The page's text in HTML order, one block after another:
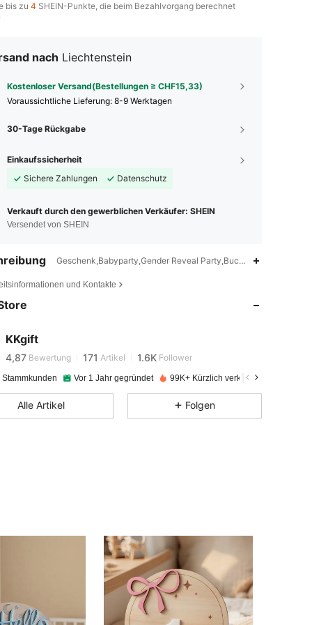
bis zu 4 SHEIN-Punkte, die beim Bezahlvorgang berechnet
nach Liechtenstein
Kostenloser Versand(Bestellungen ≥ CHF15,33)
Voraussichtliche Lieferung: 8-9 Werktagen
30-Tage Rückgabe
Einkaufssicherheit
Sichere Zahlungen
Datenschutz
Verkauft durch den gewerblichen Verkäufer: SHEIN
Versendet von SHEIN
Geschenk,Babyparty,Gender Reveal
und Kontakte
KKgift
4,87 Bewertung 171 Artikel 1.6K Follower
4,87
1.6K
4,87 1.6K
Vor 1 Jahr gegründet 99K+ Kürzlich verkauft
Alle Artikel Folgen